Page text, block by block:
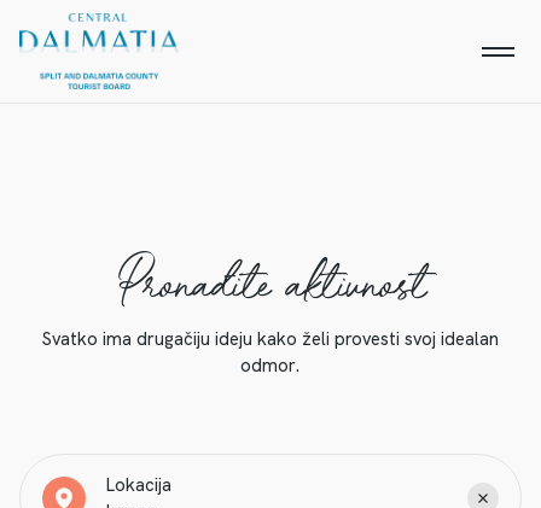
Pronađite aktivnost
Svatko ima drugačiju ideju kako želi provesti svoj idealan
odmor.
Lokacija